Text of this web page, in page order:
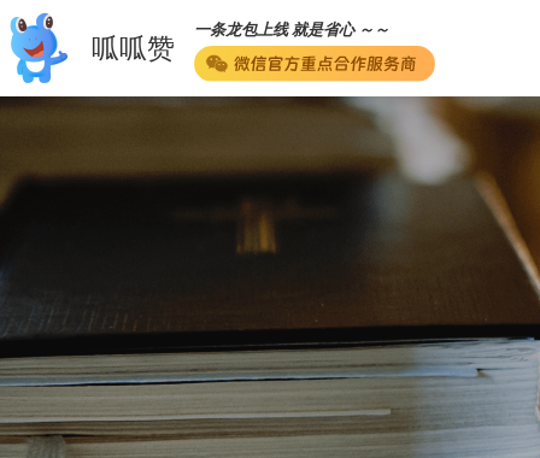
呱呱赞
一条龙包上线 就是省心 ～～